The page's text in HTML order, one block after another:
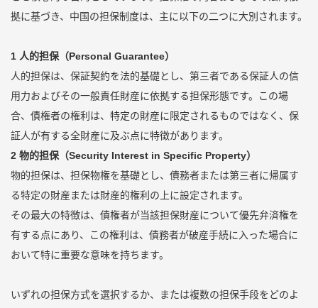
拠に基づき、中国の担保制度は、主に以下の二つに大別されます。
1 人的担保（Personal Guarantee）
人的担保は、保証契約を法的基礎とし、第三者である保証人の信
用力およびその一般責任財産に依拠する担保形態です。この場
合、債権者の権利は、特定の財産に限定されるものではなく、保
証人が有する全財産に及ぶ点に特徴があります。
2 物的担保（Security Interest in Specific Property）
物的担保は、担保物権を基礎とし、債務者または第三者に帰属す
る特定の財産または財産的権利の上に設定されます。
その最大の特徴は、債権者が当該担保財産について優先弁済権を
有する点にあり、この権利は、債務者が破産手続に入った場合に
おいて特に重要な意味を持ちます。
いずれの担保方式を選択するか、または複数の担保手段をどのよ